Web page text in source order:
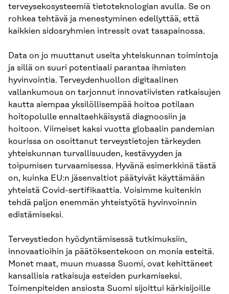
terveysekosysteemiä tietoteknologian avulla. Se on
rohkea tehtävä ja menestyminen edellyttää, että
kaikkien sidosryhmien intressit ovat tasapainossa.
Data on jo muuttanut useita yhteiskunnan toimintoja
ja sillä on suuri potentiaali parantaa ihmisten
hyvinvointia. Terveydenhuollon digitaalinen
vallankumous on tarjonnut innovatiivisten ratkaisujen
kautta aiempaa yksilöllisempää hoitoa potilaan
hoitopolulle ennaltaehkäisystä diagnoosiin ja
hoitoon. Viimeiset kaksi vuotta globaalin pandemian
kourissa on osoittanut terveystietojen tärkeyden
yhteiskunnan turvallisuuden, kestävyyden ja
toipumisen turvaamisessa. Hyvänä esimerkkinä tästä
on, kuinka EU:n jäsenvaltiot päätyivät käyttämään
yhteistä Covid-sertifikaattia. Voisimme kuitenkin
tehdä paljon enemmän yhteistyötä hyvinvoinnin
edistämiseksi.
Terveystiedon hyödyntämisessä tutkimuksiin,
innovaatioihin ja päätöksentekoon on monia esteitä.
Monet maat, muun muassa Suomi, ovat kehittäneet
kansallisia ratkaisuja esteiden purkamiseksi.
Toimenpiteiden ansiosta Suomi sijoittui kärkisijoille